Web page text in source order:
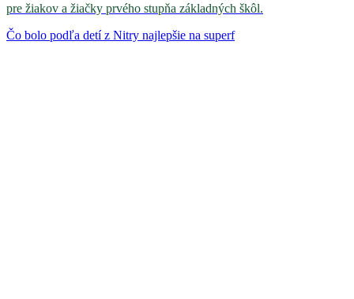
pre žiakov a žiačky prvého stupňa základných škôl.
Čo bolo podľa detí z Nitry najlepšie na superf